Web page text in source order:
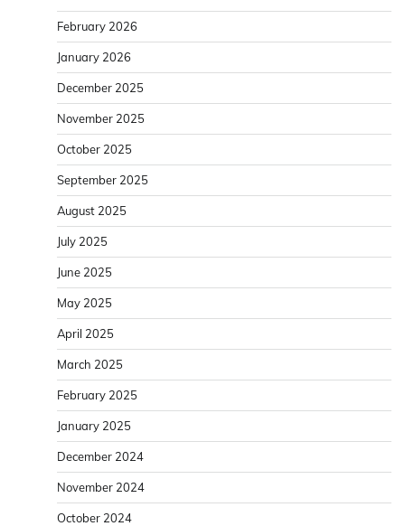
February 2026
January 2026
December 2025
November 2025
October 2025
September 2025
August 2025
July 2025
June 2025
May 2025
April 2025
March 2025
February 2025
January 2025
December 2024
November 2024
October 2024